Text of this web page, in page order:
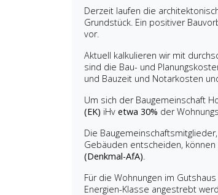
Derzeit laufen die
Grundstück. Ein positiver
vor.
Aktuell kalkulieren wir mit
sind die Bau- und
und Bauzeit und Notarkosten
Um sich der Baugemeinschaft
(EK) iHv etwa 30% der
Die
Gebäuden entscheiden,
(Denkmal-AfA)
Für die Wohnungen im
Energien-Klasse angestrebt